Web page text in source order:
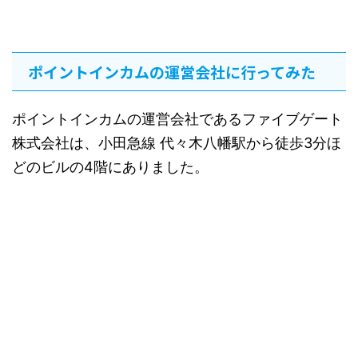
ポイントインカムの運営会社に行ってみた
ポイントインカムの運営会社であるファイブゲート
株式会社は、小田急線 代々木八幡駅から徒歩3分ほ
どのビルの4階にありました。